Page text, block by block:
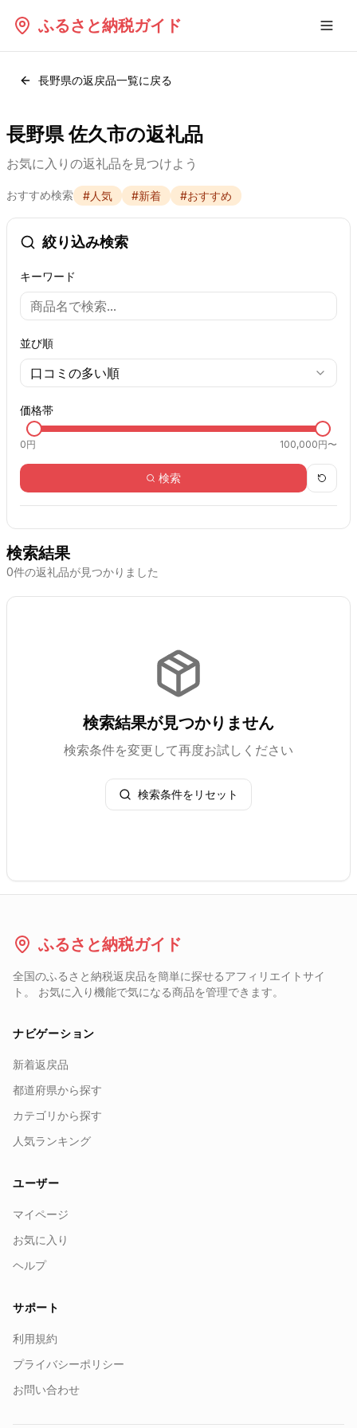
ふるさと納税ガイド
長野県の返戻品一覧に戻る
長野県 佐久市の返礼品
お気に入りの返礼品を見つけよう
おすすめ検索 #人気 #新着 #おすすめ
絞り込み検索
キーワード
並び順
口コミの多い順
価格帯
0円 100,000円〜
検索
検索結果
0件の返礼品が見つかりました
検索結果が見つかりません
検索条件を変更して再度お試しください
検索条件をリセット
ふるさと納税ガイド
全国のふるさと納税返戻品を簡単に探せるアフィリエイトサイ
ト。 お気に入り機能で気になる商品を管理できます。
ナビゲーション
新着返戻品
都道府県から探す
カテゴリから探す
人気ランキング
ユーザー
マイページ
お気に入り
ヘルプ
サポート
利用規約
プライバシーポリシー
お問い合わせ